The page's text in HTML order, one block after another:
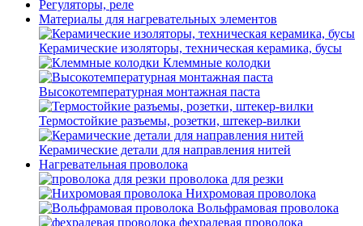
Регуляторы, реле
Материалы для нагревательных элементов
Керамические изоляторы, техническая керамика, бусы
Клеммные колодки
Высокотемпературная монтажная паста
Термостойкие разъемы, розетки, штекер-вилки
Керамические детали для направления нитей
Нагревательная проволока
проволока для резки
Нихромовая проволока
Вольфрамовая проволока
фехралевая проволока